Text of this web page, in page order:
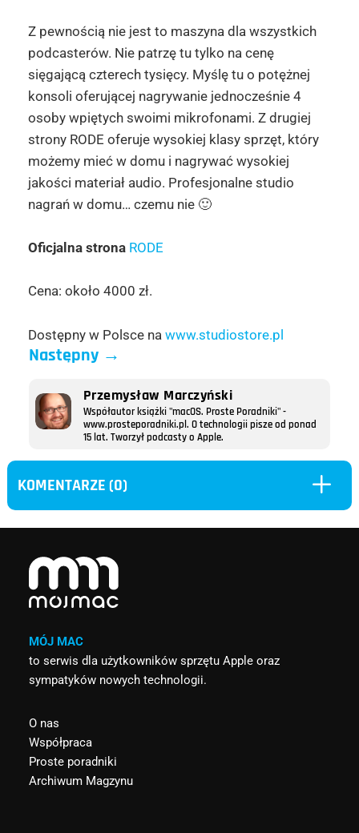
Z pewnością nie jest to maszyna dla wszystkich
podcasterów. Nie patrzę tu tylko na cenę
sięgającą czterech tysięcy. Myślę tu o potężnej
konsoli oferującej nagrywanie jednocześnie 4
osoby wpiętych swoimi mikrofonami. Z drugiej
strony RODE oferuje wysokiej klasy sprzęt, który
możemy mieć w domu i nagrywać wysokiej
jakości materiał audio. Profesjonalne studio
nagrań w domu… czemu nie 🙂
Oficjalna strona RODE
Cena: około 4000 zł.
Dostępny w Polsce na www.studiostore.pl
Następny→
Przemysław Marczyński
Współautor książki "macOS. Proste Poradniki" -
www.prosteporadniki.pl. O technologii pisze od ponad
15 lat. Tworzył podcasty o Apple.
KOMENTARZE (0) L
MÓJ MAC
to serwis dla użytkowników sprzętu Apple oraz
sympatyków nowych technologii.
O nas
Współpraca
Proste poradniki
Archiwum Magzynu